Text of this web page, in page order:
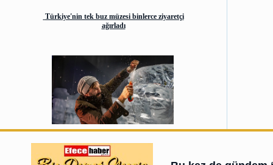
Türkiye'nin tek buz müzesi binlerce ziyaretçi
ağırladı